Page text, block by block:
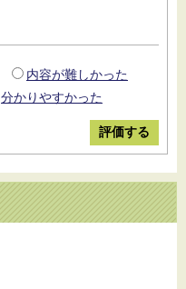
内容が難しかった
分かりやすかった